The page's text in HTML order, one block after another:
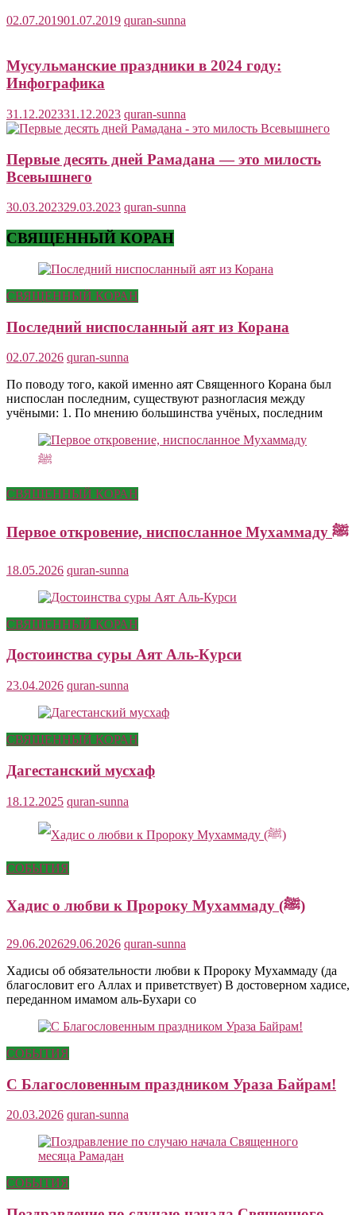
02.07.201901.07.2019 quran-sunna
Мусульманские праздники в 2024 году:
Инфографика
31.12.202331.12.2023 quran-sunna
Первые десять дней Рамадана — это милость
Всевышнего
30.03.202329.03.2023 quran-sunna
СВЯЩЕННЫЙ КОРАН
СВЯЩЕННЫЙ КОРАН
Последний ниспосланный аят из Корана
02.07.2026 quran-sunna
По поводу того, какой именно аят Священного Корана был
ниспослан последним, существуют разногласия между
учёными: 1. По мнению большинства учёных, последним
СВЯЩЕННЫЙ КОРАН
Первое откровение, ниспосланное Мухаммаду ﷺ
18.05.2026 quran-sunna
СВЯЩЕННЫЙ КОРАН
Достоинства суры Аят Аль-Курси
23.04.2026 quran-sunna
СВЯЩЕННЫЙ КОРАН
Дагестанский мусхаф
18.12.2025 quran-sunna
СОБЫТИЯ
Хадис о любви к Пророку Мухаммаду (ﷺ)
29.06.202629.06.2026 quran-sunna
Хадисы об обязательности любви к Пророку Мухаммаду (да
благословит его Аллах и приветствует) В достоверном хадисе,
переданном имамом аль-Бухари со
СОБЫТИЯ
С Благословенным праздником Ураза Байрам!
20.03.2026 quran-sunna
СОБЫТИЯ